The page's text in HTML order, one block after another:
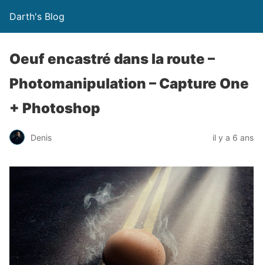
Darth's Blog
Oeuf encastré dans la route –
Photomanipulation – Capture One
+ Photoshop
Denis il y a 6 ans